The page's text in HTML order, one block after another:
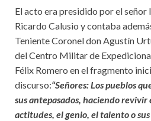
El acto era presidido por el
Ricardo Calusio y contaba
Teniente Coronel don Agustín
del Centro Militar de
Félix Romero en el fragmento
discurso:“Señores: Los pueblos
sus antepasados, haciendo revivir
actitudes, el genio, el talento o